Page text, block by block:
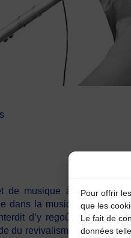
Pour offrir
que les
Le fait de
données
de musique à danser est
dans la musique trad
d’y regoûter par la
du revivalisme, découvrent